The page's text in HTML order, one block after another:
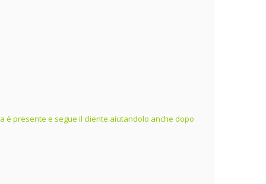
è presente e segue il cliente aiutandolo anche dopo